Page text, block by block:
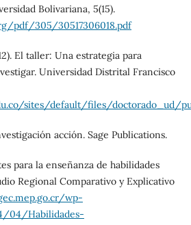
Bolivariana, 5(15).
pdf/305/30517306018.pdf
El taller: Una estrategia para
Universidad Distrital Francisco
sites/default/files/doctorado_ud/
acción. Sage Publications.
para la enseñanza de habilidades
Regional Comparativo y Explicativo
wp-
04/Habilidades-